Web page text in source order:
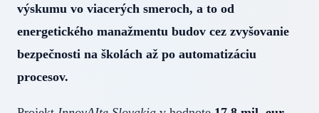
výskumu vo viacerých smeroch, a to od
energetického manažmentu budov cez zvyšovanie
bezpečnosti na školách až po automatizáciu
procesov.